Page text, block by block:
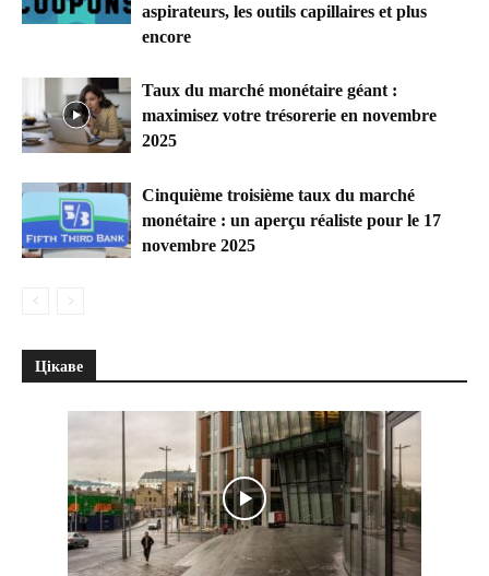
aspirateurs, les outils capillaires et plus
encore
Taux du marché monétaire géant :
maximisez votre trésorerie en novembre
2025
Cinquième troisième taux du marché
monétaire : un aperçu réaliste pour le 17
novembre 2025
Цікаве